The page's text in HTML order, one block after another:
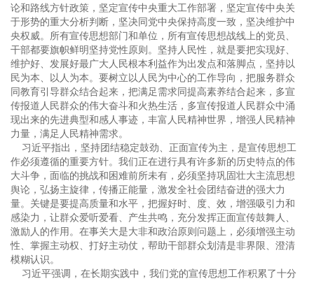
论和路线方针政策，坚定宣传中央重大工作部署，坚定宣传中央关
于形势的重大分析判断，坚决同党中央保持高度一致，坚决维护中
央权威。所有宣传思想部门和单位，所有宣传思想战线上的党员、
干部都要旗帜鲜明坚持党性原则。坚持人民性，就是要把实现好、
维护好、发展好最广大人民根本利益作为出发点和落脚点，坚持以
民为本、以人为本。要树立以人民为中心的工作导向，把服务群众
同教育引导群众结合起来，把满足需求同提高素养结合起来，多宣
传报道人民群众的伟大奋斗和火热生活，多宣传报道人民群众中涌
现出来的先进典型和感人事迹，丰富人民精神世界，增强人民精神
力量，满足人民精神需求。
习近平指出，坚持团结稳定鼓劲、正面宣传为主，是宣传思想工
作必须遵循的重要方针。我们正在进行具有许多新的历史特点的伟
大斗争，面临的挑战和困难前所未有，必须坚持巩固壮大主流思想
舆论，弘扬主旋律，传播正能量，激发全社会团结奋进的强大力
量。关键是要提高质量和水平，把握好时、度、效，增强吸引力和
感染力，让群众爱听爱看、产生共鸣，充分发挥正面宣传鼓舞人、
激励人的作用。在事关大是大非和政治原则问题上，必须增强主动
性、掌握主动权、打好主动仗，帮助干部群众划清是非界限、澄清
模糊认识。
习近平强调，在长期实践中，我们党的宣传思想工作积累了十分